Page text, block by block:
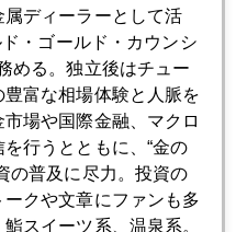
と
ディーラーとして活
・ゴールド・カウンシ
める。独立後はチュー
富な相場体験と人脈を
場や国際金融、マクロ
行うとともに、“金の
の普及に尽力。投資の
クや文章にファンも多
スイーツ系、温泉系。